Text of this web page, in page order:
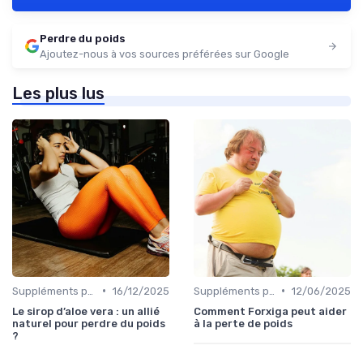
Perdre du poids
Ajoutez-nous à vos sources préférées sur Google
Les plus lus
• 16/12/2025
Le sirop d’aloe vera : un allié
naturel pour perdre du poids
?
• 12/06/2025
Comment Forxiga peut aider
à la perte de poids